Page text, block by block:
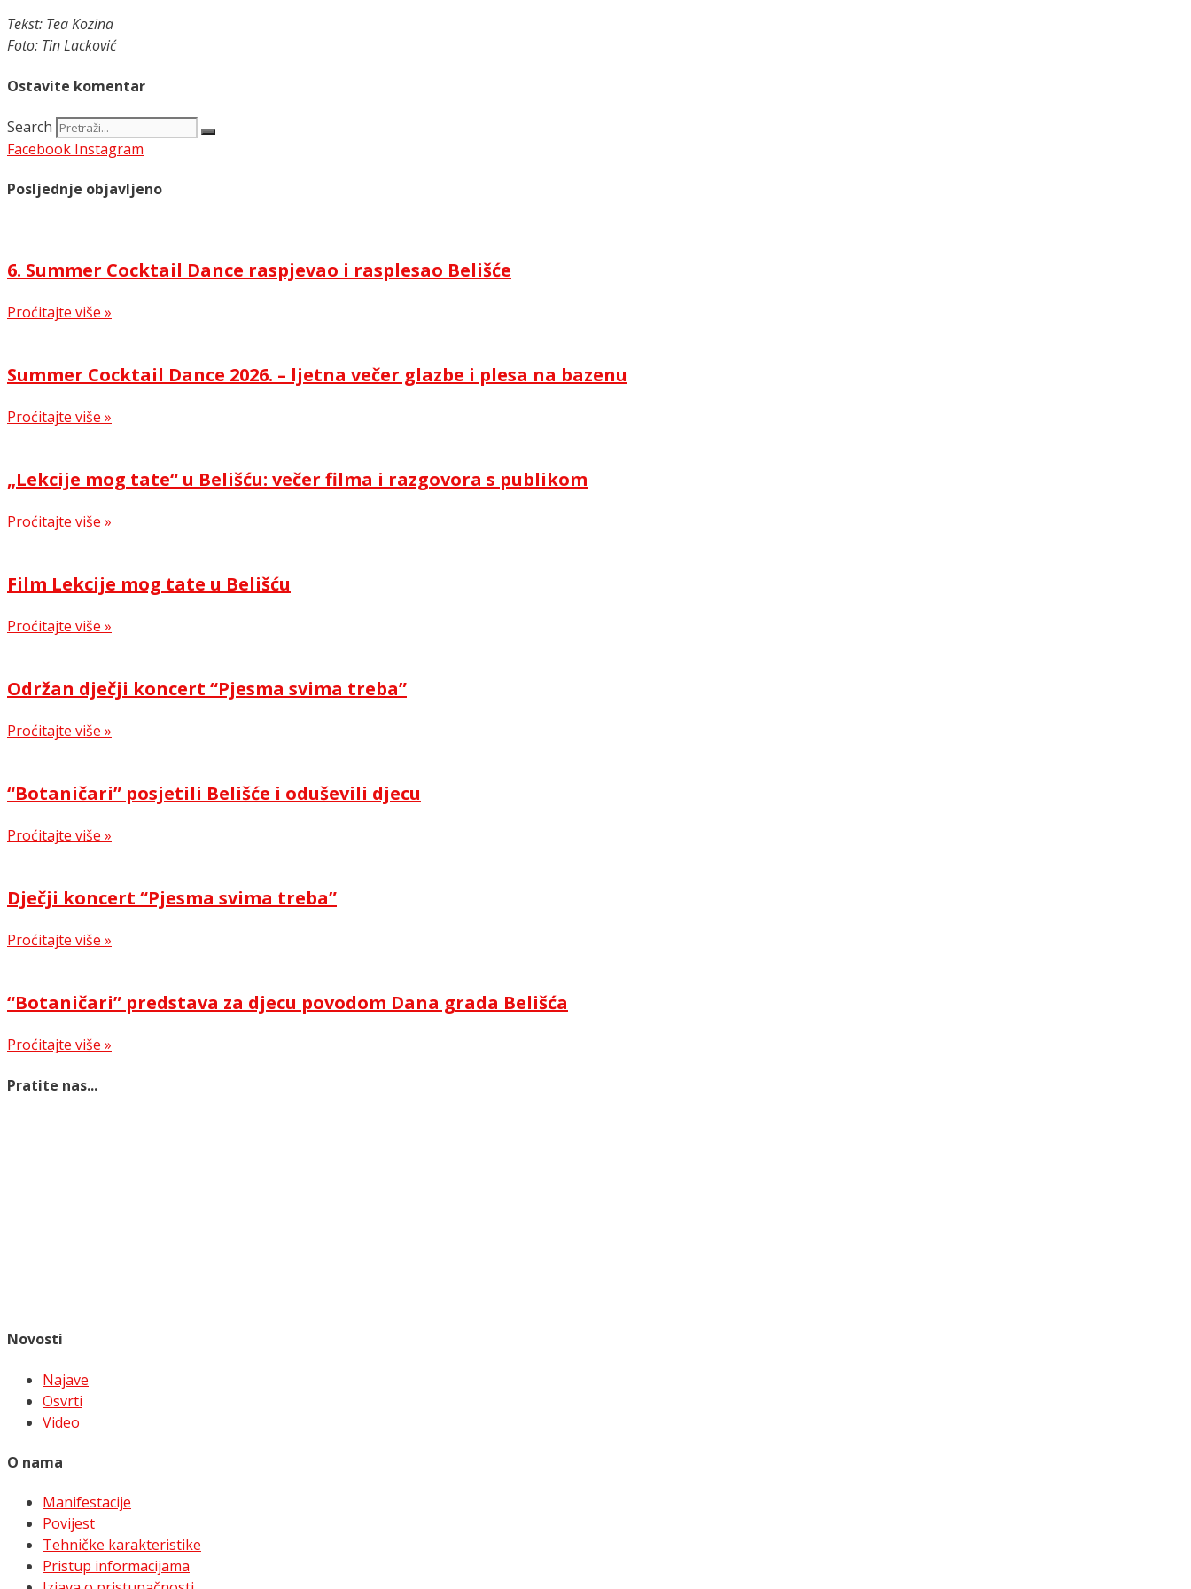
Tekst: Tea Kozina
Foto: Tin Lacković
Ostavite komentar
Search
Facebook Instagram
Posljednje objavljeno
6. Summer Cocktail Dance raspjevao i rasplesao Belišće
Proćitajte više »
Summer Cocktail Dance 2026. – ljetna večer glazbe i plesa na bazenu
Proćitajte više »
„Lekcije mog tate“ u Belišću: večer filma i razgovora s publikom
Proćitajte više »
Film Lekcije mog tate u Belišću
Proćitajte više »
Održan dječji koncert “Pjesma svima treba”
Proćitajte više »
“Botaničari” posjetili Belišće i oduševili djecu
Proćitajte više »
Dječji koncert “Pjesma svima treba”
Proćitajte više »
“Botaničari” predstava za djecu povodom Dana grada Belišća
Proćitajte više »
Pratite nas...
Novosti
Najave
Osvrti
Video
O nama
Manifestacije
Povijest
Tehničke karakteristike
Pristup informacijama